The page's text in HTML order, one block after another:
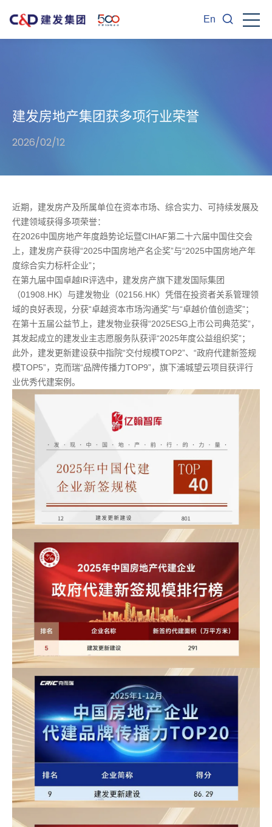
En
建发房地产集团获多项行业荣誉
2026/02/12
近期，建发房产及所属单位在资本市场、综合实力、可持续发展及
代建领域获得多项荣誉：
在2026中国房地产年度趋势论坛暨CIHAF第二十六届中国住交会
上，建发房产获得“2025中国房地产名企奖”与“2025中国房地产年
度综合实力标杆企业”；
在第九届中国卓越IR评选中，建发房产旗下建发国际集团
（01908.HK）与建发物业（02156.HK）凭借在投资者关系管理领
域的良好表现，分获“卓越资本市场沟通奖”与“卓越价值创造奖”；
在第十五届公益节上，建发物业获得“2025ESG上市公司典范奖”，
其发起成立的建发业主志愿服务队获评“2025年度公益组织奖”；
此外，建发更新建设获中指院“交付规模TOP2”、“政府代建新签规
模TOP5”，克而瑞“品牌传播力TOP9”，旗下浦城望云项目获评行
业优秀代建案例。